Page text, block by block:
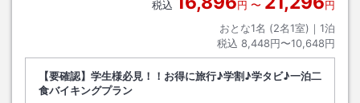
税込
円 〜
円
おとな1名 (2名1室)｜ 1泊
税込 8,448円〜10,648円
【要確認】学生様必見！！お得に旅行♪学割♪学タビ♪一泊二
食バイキングプラン